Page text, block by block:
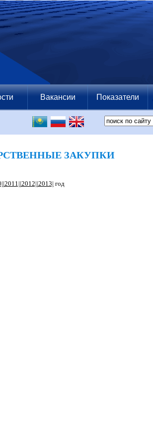
Вакансии Показатели
ЗАКУПКИ
|2011||2012||2013| год